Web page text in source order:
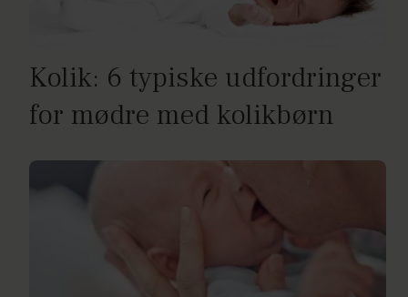
Kolik: 6 typiske udfordringer
for mødre med kolikbørn